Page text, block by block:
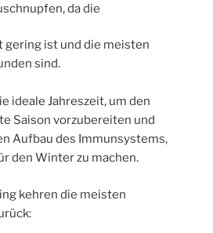
da die
gering ist und die meisten
sind.
ideale Jahreszeit, um den
Saison vorzubereiten und
Aufbau des Immunsystems,
den Winter zu machen.
kehren die meisten